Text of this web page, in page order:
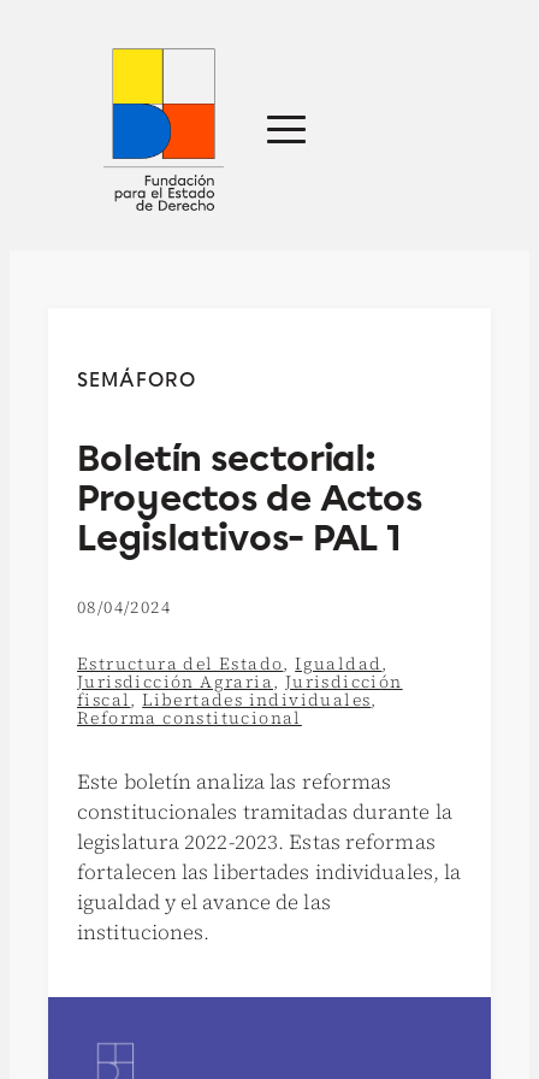
SEMÁFORO
Boletín sectorial:
Proyectos de Actos
Legislativos- PAL 1
08/04/2024
Estructura del Estado,Igualdad,
Jurisdicción Agraria, Jurisdicción
fiscal,Libertades individuales,
Reforma constitucional
Este boletín analiza las reformas
constitucionales tramitadas durante la
legislatura 2022-2023. Estas reformas
fortalecen las libertades individuales, la
igualdad y el avance de las
instituciones.